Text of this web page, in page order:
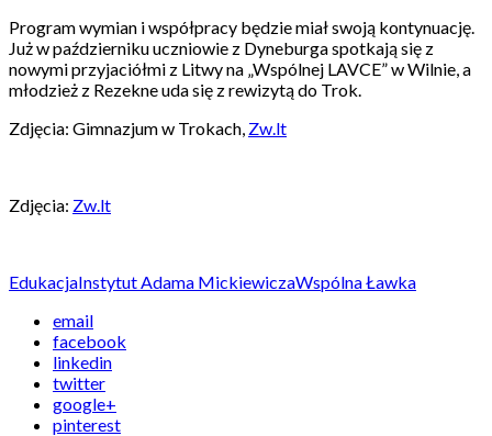
Program wymian i współpracy będzie miał swoją kontynuację.
Już w październiku uczniowie z Dyneburga spotkają się z
nowymi przyjaciółmi z Litwy na „Wspólnej LAVCE” w Wilnie, a
młodzież z Rezekne uda się z rewizytą do Trok.
Zdjęcia: Gimnazjum w Trokach, Zw.lt
Zdjęcia: Zw.lt
EdukacjaInstytut Adama MickiewiczaWspólna Ławka
email
facebook
linkedin
twitter
google+
pinterest